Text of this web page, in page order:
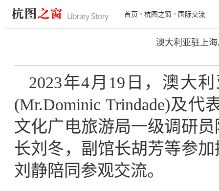
首页 > 杭图之窗 > 国际交流
澳大利亚驻上
2023年4月19日，澳大
(Mr.Dominic Trindade)及
文化广电旅游局一级调研
长刘冬，副馆长胡芳等参
刘静陪同参观交流。